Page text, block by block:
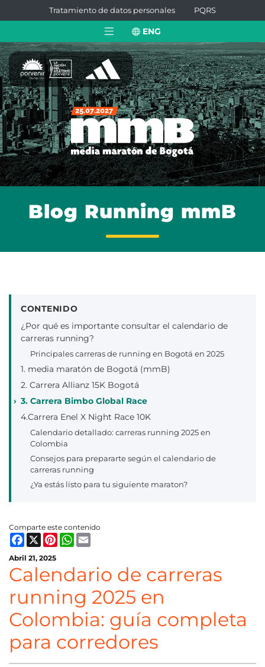
Tratamiento de datos personales PQRS
ENG
Blog Running mmB
CONTENIDO
¿Por qué es importante consultar el calendario de
carreras running?
Principales carreras de running en Bogotá en 2025
1. media maratón de Bogotá (mmB)
2. Carrera Allianz 15K Bogotá
3. Carrera Bimbo Global Race
4.Carrera Enel X Night Race 10K
Calendario detallado: carreras running 2025 en
Colombia
Consejos para prepararte según el calendario de
carreras running
¿Ya estás listo para tu siguiente maraton?
Comparte este contenido
Facebook
X PinterestWhatsApp
Abril 21, 2025
Calendario de carreras
running 2025 en
Colombia: guía completa
para corredores